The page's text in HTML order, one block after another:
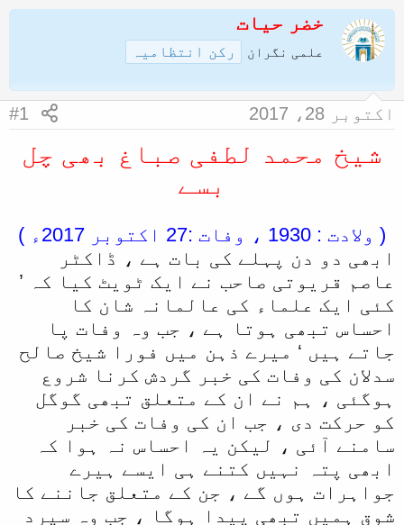
ض
و
ک
ا
غ
ک
و
ا
ل
ا
ر
ی
آ
خضر حیات
علمی نگران رکن انتظامیہ
اکتوبر 28، 2017 #1
شیخ محمد لطفی صباغ بھی چل
بسے
( ولادت : 1930 ، وفات :27 اکتوبر 2017ء )
ابھی دو دن پہلے کی بات ہے ، ڈاکٹر
عاصم قریوتی صاحب نے ایک ٹویٹ کیا کہ ’
کئی ایک علماء کی عالمانہ شان کا
احساس تبھی ہوتا ہے ، جب وہ وفات پا
جاتے ہیں ‘ میرے ذہن میں فورا شیخ صالح
سدلان کی وفات کی خبر گردش کرنا شروع
ہوگئی ، ہم نے ان کے متعلق تبھی گوگل
کو حرکت دی ، جب ان کی وفات کی خبر
سامنے آئی ، لیکن یہ احساس نہ ہوا کہ
ابھی پتہ نہیں کتنے ہی ایسے ہیرے
جواہرات ہوں گے ، جن کے متعلق جاننے کا
شوق ہمیں تبھی پیدا ہوگا ، جب وہ سپرد